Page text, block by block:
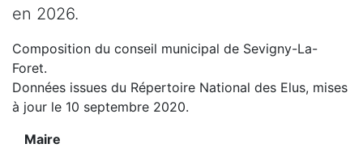
en 2026.
Composition du conseil municipal de Sevigny-La-
Foret.
Données issues du Répertoire National des Elus, mises
à jour le 10 septembre 2020.
Maire